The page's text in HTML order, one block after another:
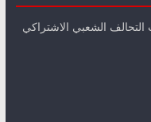
الشعبي الاشتراكي